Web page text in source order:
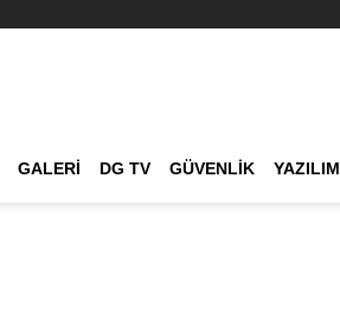
GALERI DG TV GÜVENLIK YAZILIM